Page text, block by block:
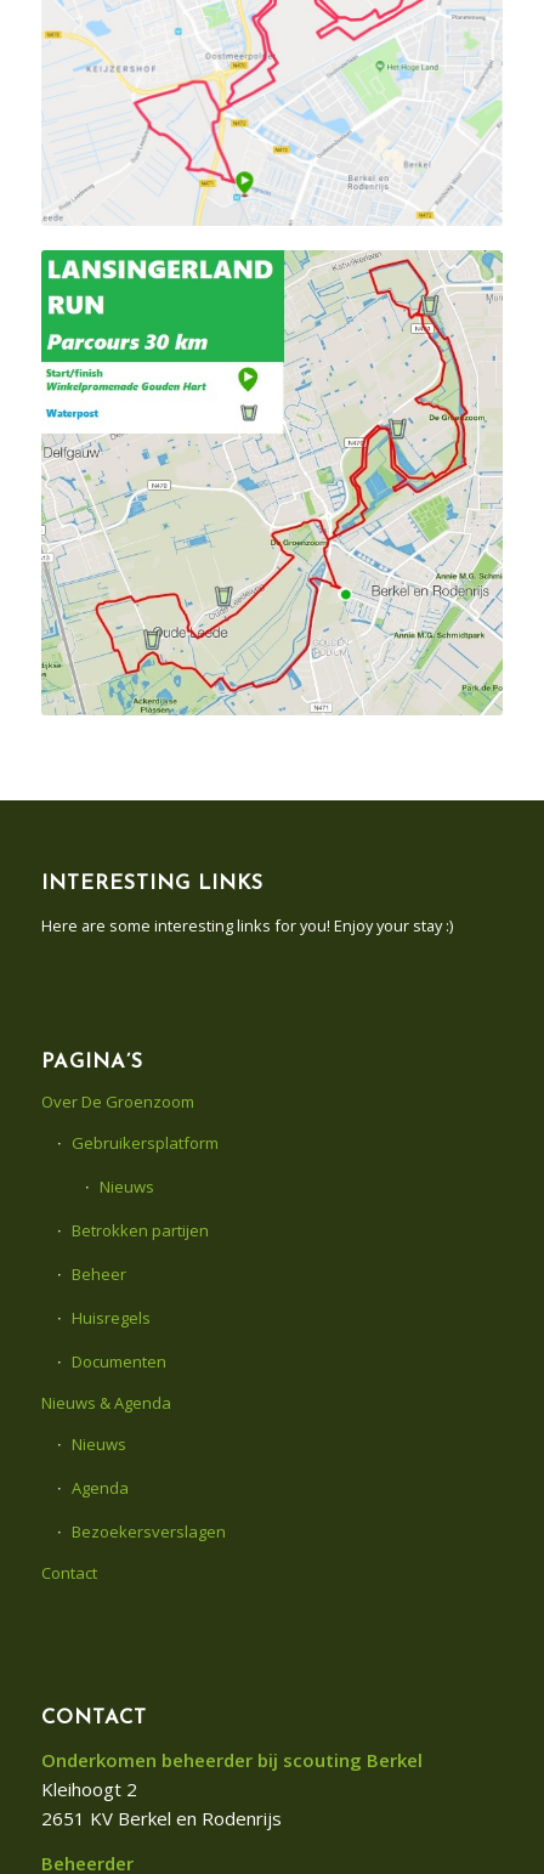
INTERESTING LINKS
Here are some interesting links for you! Enjoy your stay :)
PAGINA’S
Over De Groenzoom
Gebruikersplatform
Nieuws
Betrokken partijen
Beheer
Huisregels
Documenten
Nieuws & Agenda
Nieuws
Agenda
Bezoekersverslagen
Contact
CONTACT
Onderkomen beheerder bij scouting Berkel
Kleihoogt 2
2651 KV Berkel en Rodenrijs
Beheerder